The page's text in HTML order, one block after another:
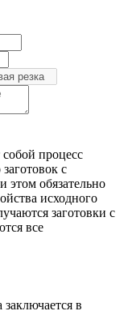
собой процесс
с
обязательно
исходного
заготовки с
все
заключается в